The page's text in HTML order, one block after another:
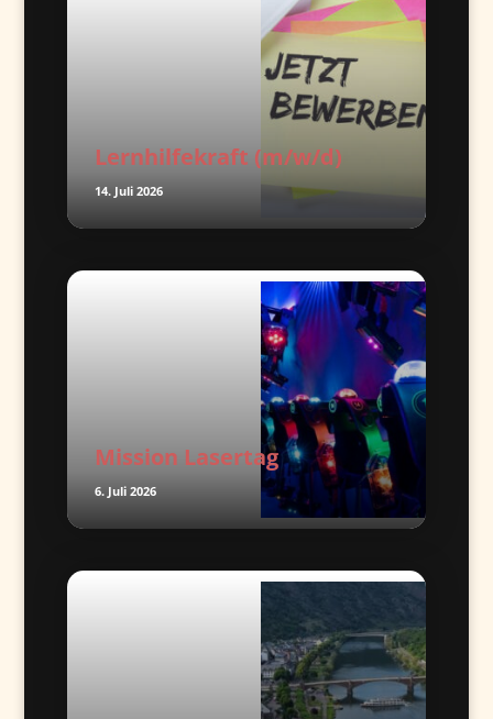
Lernhilfekraft (m/w/d)
14. Juli 2026
Mission Lasertag
6. Juli 2026